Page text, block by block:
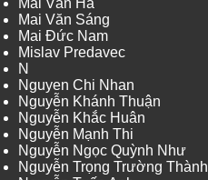
Mai Văn Sáng
Mai Đức Nam
Mislav Predavec
N
Nguyen Chi Nhan
Nguyễn Khánh Thuận
Nguyễn Khắc Huân
Nguyễn Mạnh Thi
Nguyễn Ngọc Quỳnh Như
Nguyễn Trọng Trường Thành